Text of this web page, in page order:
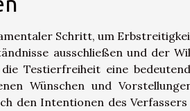
Schritt, um
ausschließen und der
Testierfreiheit eine
Wünschen und
den Intentionen des